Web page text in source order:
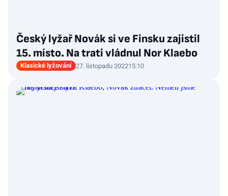
Český lyžař Novák si ve Finsku zajistil
15. místo. Na trati vládnul Nor Klaebo
Klasické lyžování 27. listopadu 202215:10